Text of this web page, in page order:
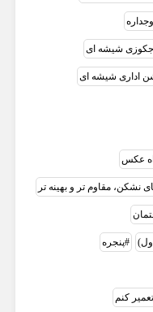
شیشه ای
اداری شیشه ای
عکس
مقاوم تر و بهینه تر
پنجره
کنم